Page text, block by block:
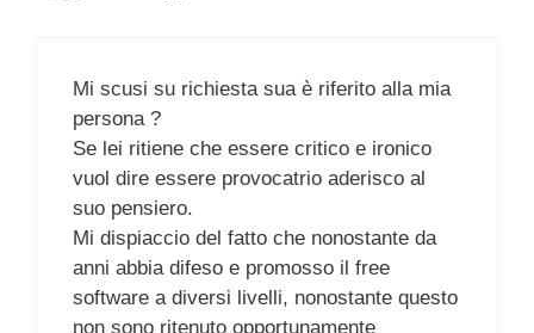
Mi scusi su richiesta sua è riferito alla mia
persona ?
Se lei ritiene che essere critico e ironico
vuol dire essere provocatrio aderisco al
suo pensiero.
Mi dispiaccio del fatto che nonostante da
anni abbia difeso e promosso il free
software a diversi livelli, nonostante questo
non sono ritenuto opportunamente